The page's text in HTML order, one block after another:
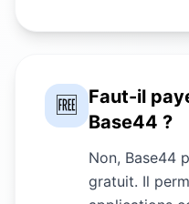
🆓
Faut-il
Base44 ?
Non, Base44
gratuit. Il